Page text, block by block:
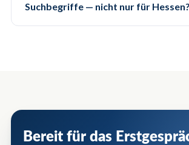
Suchbegriffe — nicht nur für Hessen?
Bereit für das